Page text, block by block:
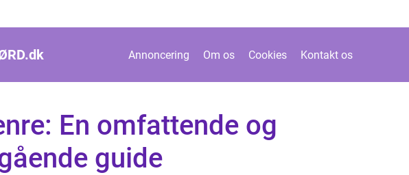
dk Annoncering Om os Cookies Kontakt os
En omfattende og
guide